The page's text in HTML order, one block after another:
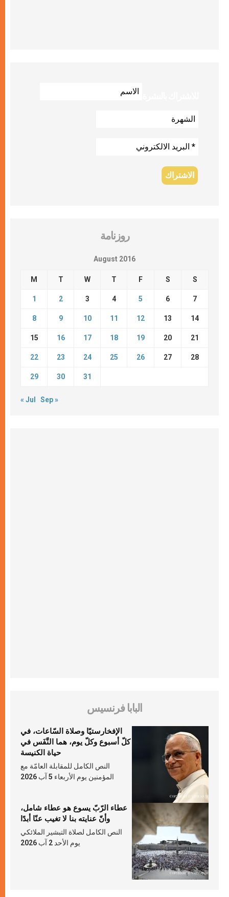
روزنامة
August 2016
M T W T F S S
1 2 3 4 5 6 7
8 9 10 11 12 13 14
15 16 17 18 19 20 21
22 23 24 25 26 27 28
29 30 31
« Jul Sep »
البابا فرنسيس
الإفخارستيّا وصلاة السّاعات، في
كلّ أسبوع وكلّ يوم، هما النَّفَس في
حياة الكنيسة
النص الكامل للمقابلة العامّة مع
المؤمنين يوم الأربعاء 5 آب 2026
عطاء الرّبّ يسوع هو عطاء شامل،
وأنّ عنايته بنا لا تغيب عنّا أبدًا
النص الكامل لصلاة التبشير الملائكي
يوم الأحد 2 آب 2026